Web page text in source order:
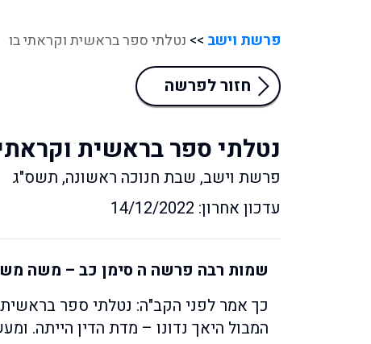
פרשת וישב >> נטלתי ספר בראשית וקראתי בו
חזור לפרשה
נטלתי ספר בראשית
פרשת וישב, שבת חנוכה ראשונה, תשס"ג
עדכון אחרון: 14/12/2022
שמות רבה פרשה ה סימן כב – משה
כך אמר לפני הקב"ה: נטלתי ספר
המבול היאך נדונו – מדת הדין הייתה.